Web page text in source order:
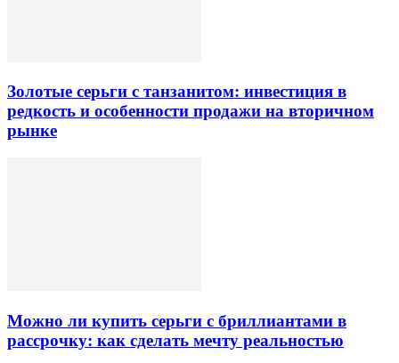
Золотые серьги с танзанитом: инвестиция в
редкость и особенности продажи на вторичном
рынке
Можно ли купить серьги с бриллиантами в
рассрочку: как сделать мечту реальностью